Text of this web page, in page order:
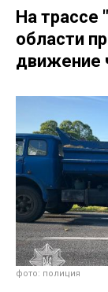
На трассе
области
движение
фото: полиция